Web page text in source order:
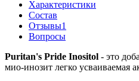
Характеристики
Состав
Отзывы1
Вопросы
Puritan's Pride Inositol - это
мио-инозит легко усваиваемая